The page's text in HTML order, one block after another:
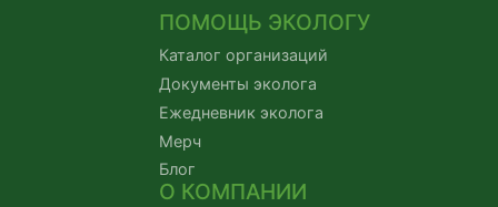
ПОМОЩЬ ЭКОЛОГУ
Каталог организаций
Документы эколога
Ежедневник эколога
Мерч
Блог
О КОМПАНИИ